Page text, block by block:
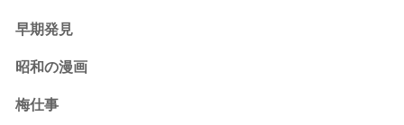
早期発見
昭和の漫画
梅仕事